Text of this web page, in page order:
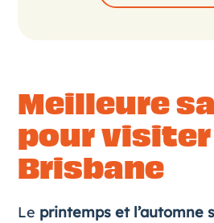
Meilleure
pour visiter
Brisbane
Le printemps et l’automne